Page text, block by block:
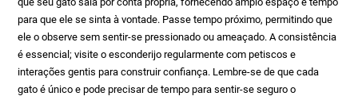
para que ele se sinta à vontade. Passe tempo próximo, permitindo que
ele o observe sem sentir-se pressionado ou ameaçado. A consistência
é essencial; visite o esconderijo regularmente com petiscos e
interações gentis para construir confiança. Lembre-se de que cada
gato é único e pode precisar de tempo para sentir-se seguro o